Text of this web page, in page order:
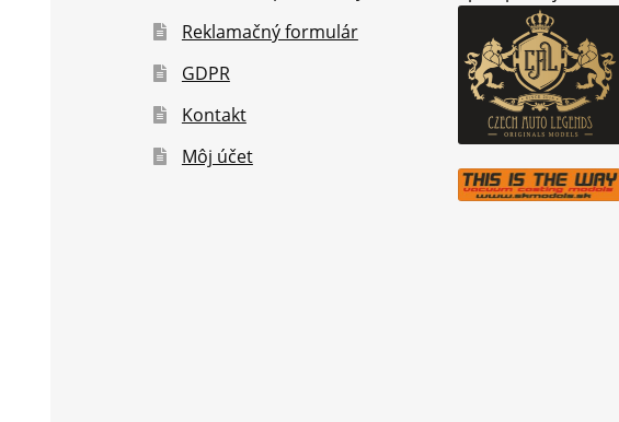
Reklamačný formulár
GDPR
Kontakt
Môj účet